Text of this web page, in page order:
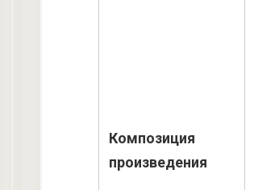
Композиция
произведения